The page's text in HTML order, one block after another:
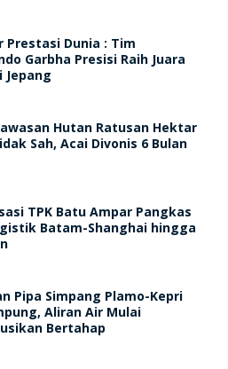
Prestasi Dunia : Tim
Garbha Presisi Raih Juara
Jepang
Hutan Ratusan Hektar
Sah, Acai Divonis 6 Bulan
TPK Batu Ampar Pangkas
Batam-Shanghai hingga
Pipa Simpang Plamo-Kepri
Aliran Air Mulai
Bertahap